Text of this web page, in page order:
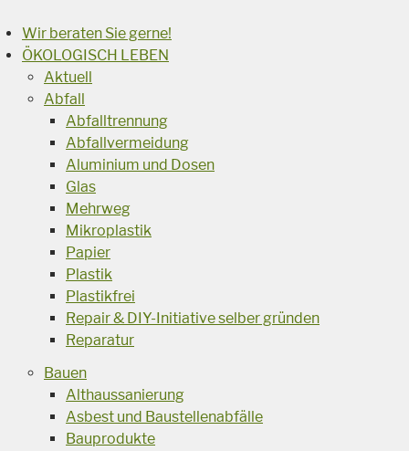
Wir beraten Sie gerne!
ÖKOLOGISCH LEBEN
Aktuell
Abfall
Abfalltrennung
Abfallvermeidung
Aluminium und Dosen
Glas
Mehrweg
Mikroplastik
Papier
Plastik
Plastikfrei
Repair & DIY-Initiative selber gründen
Reparatur
Bauen
Althaussanierung
Asbest und Baustellenabfälle
Bauprodukte